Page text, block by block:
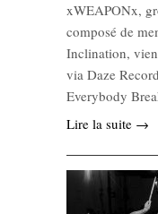
xWEAPONx,
composé de
Inclination,
via Daze
Everybody
Lire la suite →